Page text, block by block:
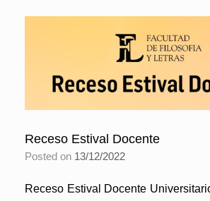
Receso Estival Docente
Posted on 13/12/2022
Receso Estival Docente